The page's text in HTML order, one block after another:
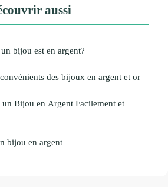
aussi
bijou est en argent?
des bijoux en argent et or
Bijou en Argent Facilement et
bijou en argent